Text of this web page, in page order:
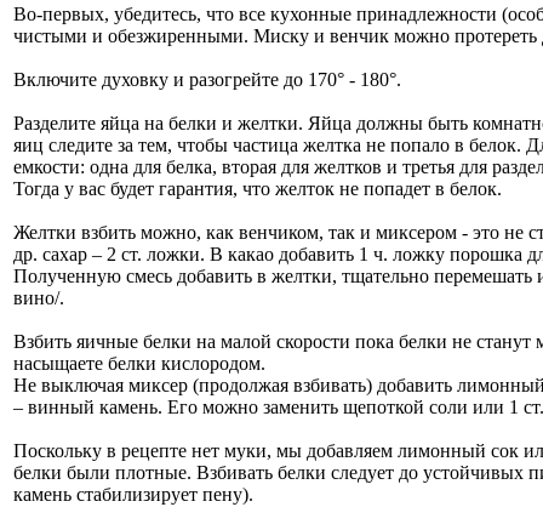
Во-первых, убедитесь, что все кухонные принадлежности
чистыми и обезжиренными. Миску и венчик можно протереть
Включите духовку и разогрейте до 170° - 180°.
Разделите яйца на белки и желтки. Яйца должны быть
яиц следите за тем, чтобы частица желтка не попало в белок.
емкости: одна для белка, вторая для желтков и третья для
Тогда у вас будет гарантия, что желток не попадет в белок.
Желтки взбить можно, как венчиком, так и миксером - это не
др. сахар – 2 ст. ложки. В какао добавить 1 ч. ложку порошка
Полученную смесь добавить в желтки, тщательно перемешать
вино/.
Взбить яичные белки на малой скорости пока белки не
насыщаете белки кислородом.
Не выключая миксер (продолжая взбивать) добавить
– винный камень. Его можно заменить щепоткой соли или 1
Поскольку в рецепте нет муки, мы добавляем лимонный сок
белки были плотные. Взбивать белки следует до
камень стабилизирует пену).